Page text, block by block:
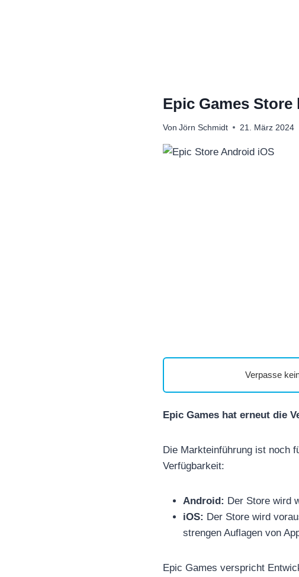
Epic Games
Von Jörn Schmidt 21. März 2024
Verpasse
Epic Games hat erneut die
Die Markteinführung ist noch
Verfügbarkeit:
Android: Der Store wird
iOS: Der Store wird
strengen Auflagen von
Epic Games verspricht